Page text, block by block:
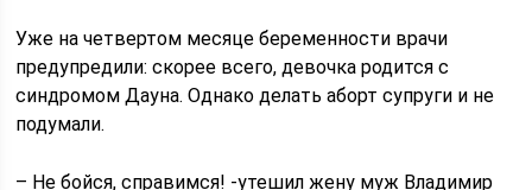
Уже на четвертом месяце беременности врачи
предупредили: скорее всего, девочка родится с
синдромом Дауна. Однако делать аборт супруги и не
подумали.
– Не бойся, справимся! -утешил жену муж Владимир